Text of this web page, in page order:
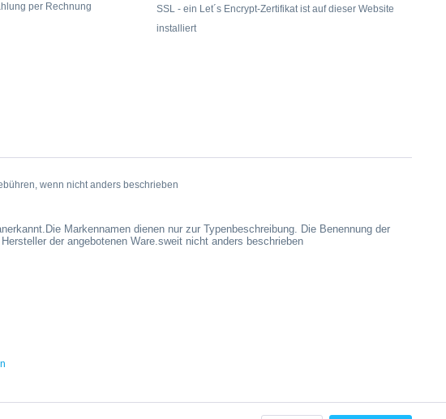
per Rechnung
SSL - ein Let´s Encrypt-Zertifikat ist auf dieser Website
installiert
wenn nicht anders beschrieben
Markennamen dienen nur zur Typenbeschreibung. Die Benennung der
der angebotenen Ware.sweit nicht anders beschrieben